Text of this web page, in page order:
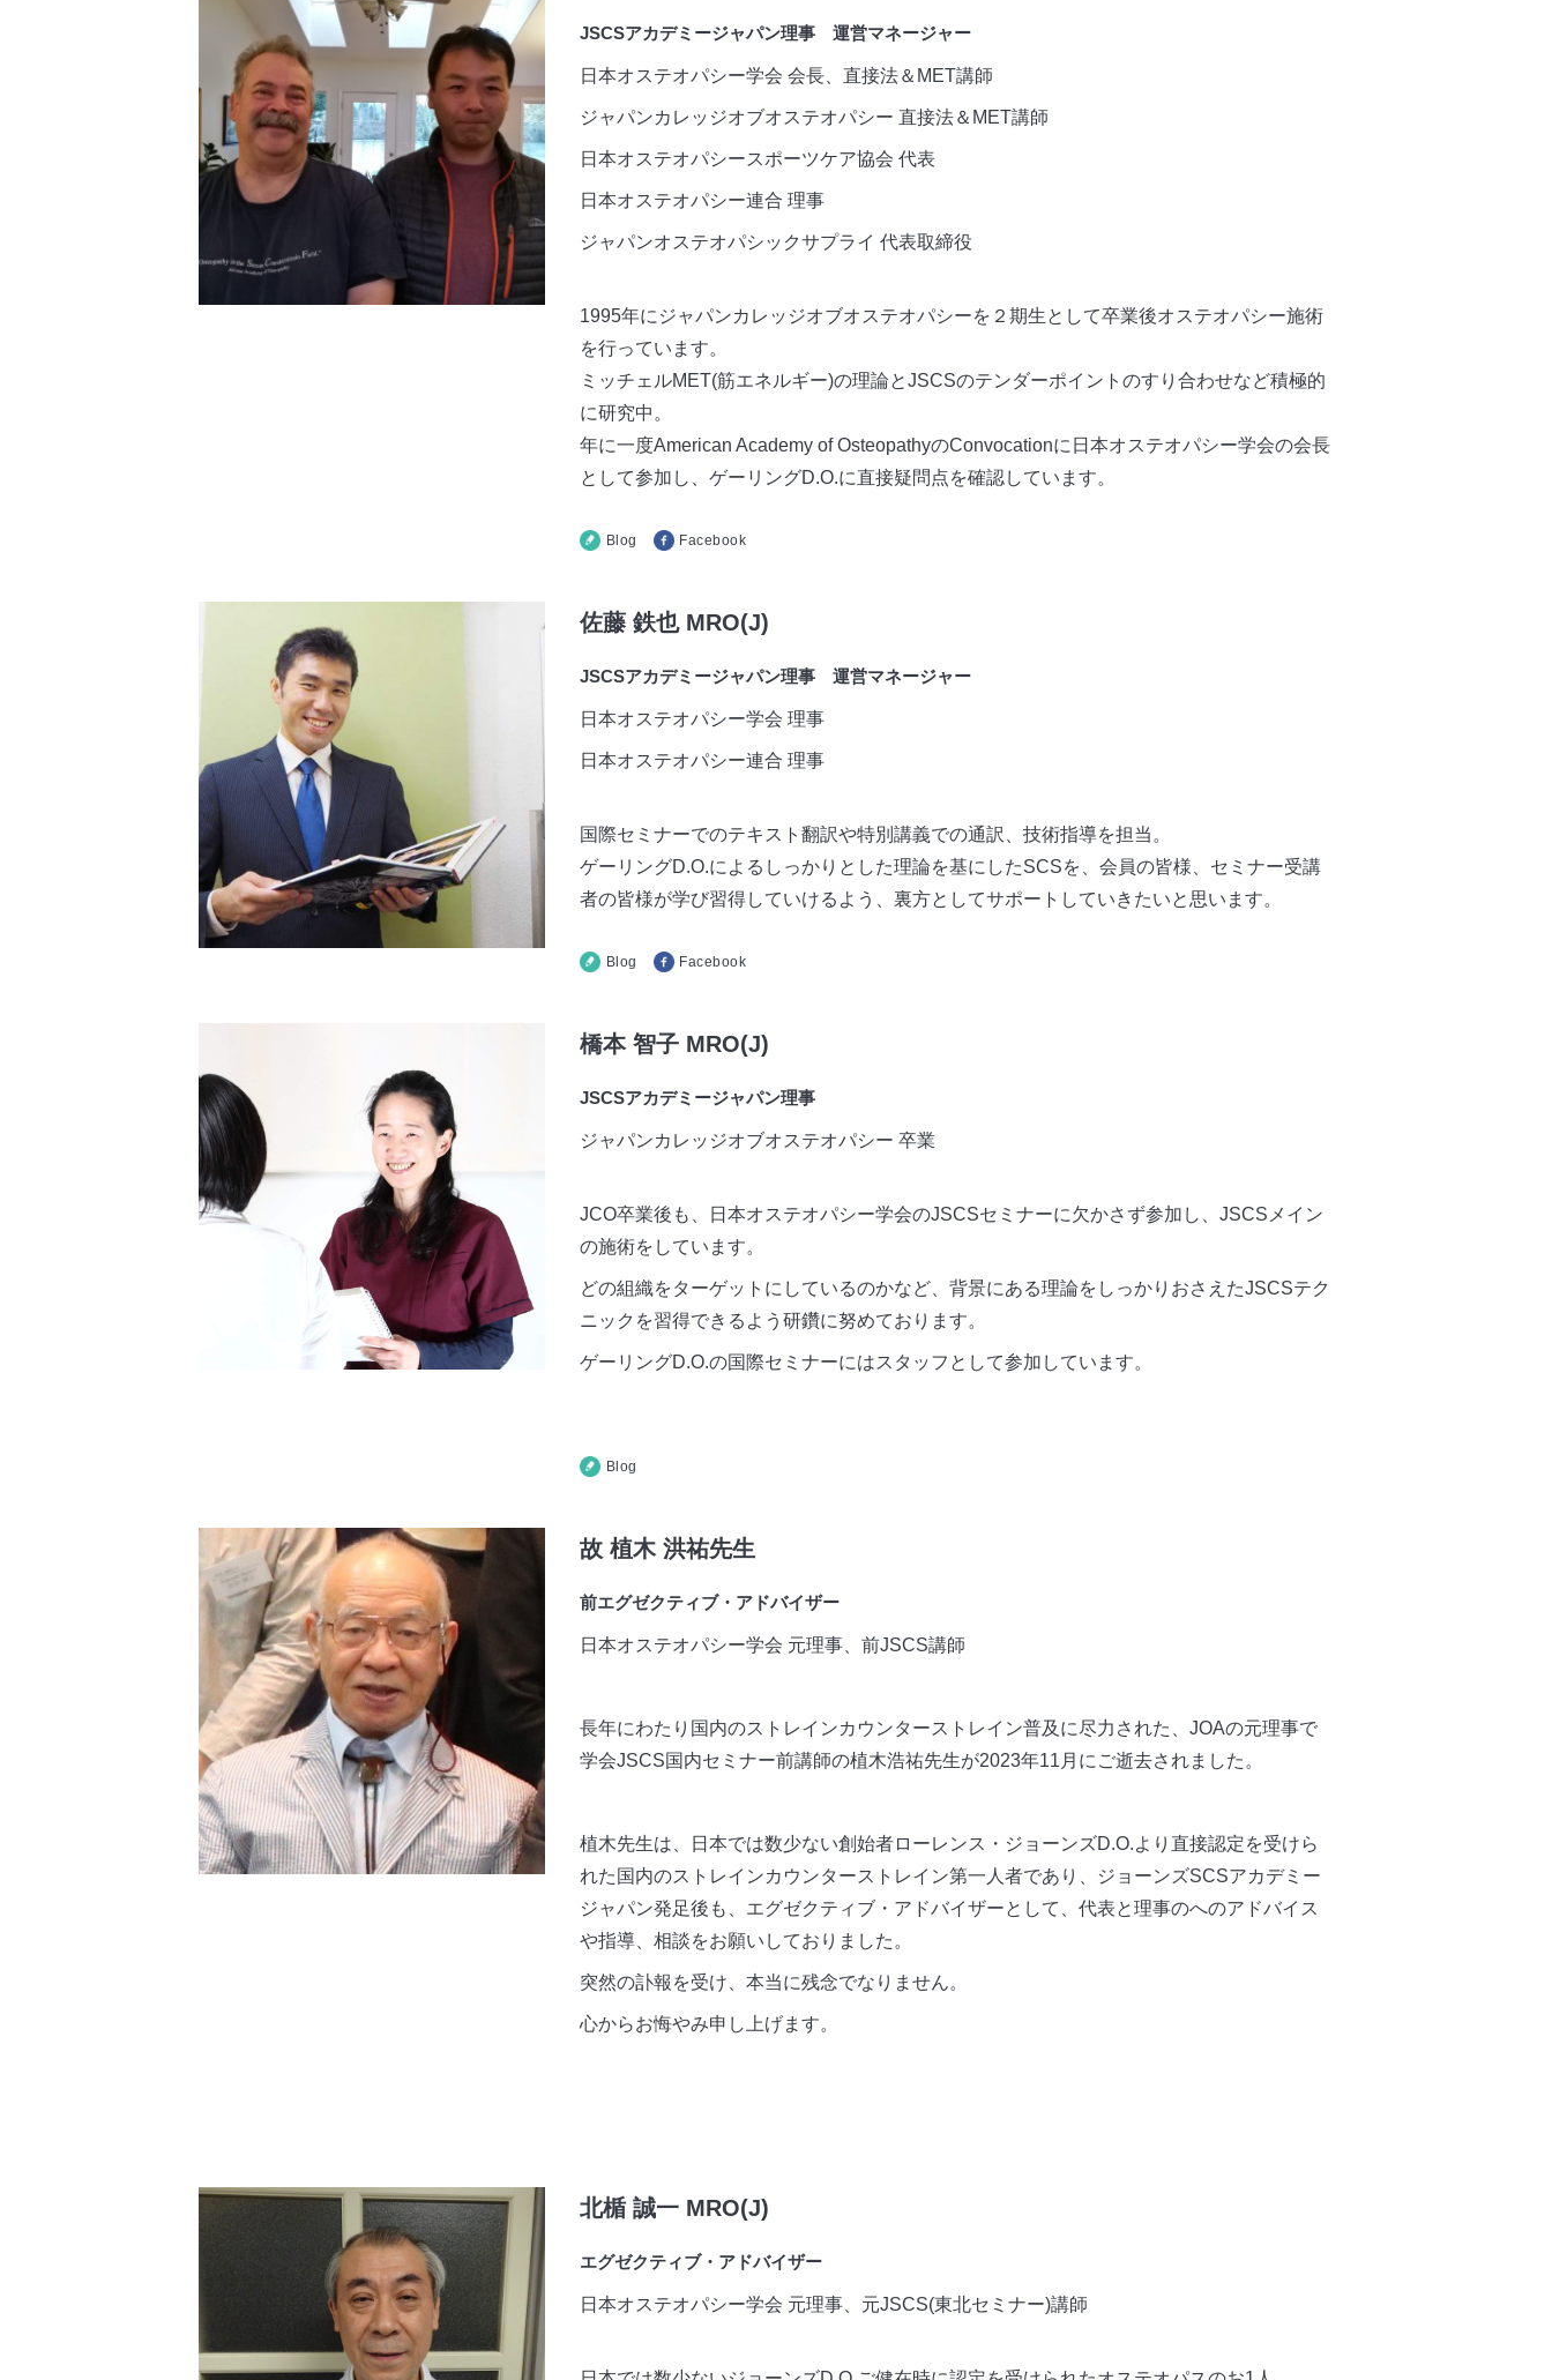
JSCSアカデミージャパン理事 運営マネージャー
日本オステオパシー学会 会長、直接法＆MET講師
ジャパンカレッジオブオステオパシー 直接法＆MET講師
日本オステオパシースポーツケア協会 代表
日本オステオパシー連合 理事
ジャパンオステオパシックサプライ 代表取締役
1995年にジャパンカレッジオブオステオパシーを２期生として卒業後オステオパシー施術
を行っています。
ミッチェルMET(筋エネルギー)の理論とJSCSのテンダーポイントのすり合わせなど積極的
に研究中。
年に一度American Academy of OsteopathyのConvocationに日本オステオパシー学会の会長
として参加し、ゲーリングD.O.に直接疑問点を確認しています。
Blog Facebook
佐藤 鉄也 MRO(J)
JSCSアカデミージャパン理事 運営マネージャー
日本オステオパシー学会 理事
日本オステオパシー連合 理事
国際セミナーでのテキスト翻訳や特別講義での通訳、技術指導を担当。
ゲーリングD.O.によるしっかりとした理論を基にしたSCSを、会員の皆様、セミナー受講
者の皆様が学び習得していけるよう、裏方としてサポートしていきたいと思います。
Blog Facebook
橋本 智子 MRO(J)
JSCSアカデミージャパン理事
ジャパンカレッジオブオステオパシー 卒業
JCO卒業後も、日本オステオパシー学会のJSCSセミナーに欠かさず参加し、JSCSメイン
の施術をしています。
どの組織をターゲットにしているのかなど、背景にある理論をしっかりおさえたJSCSテク
ニックを習得できるよう研鑽に努めております。
ゲーリングD.O.の国際セミナーにはスタッフとして参加しています。
Blog
故 植木 洪祐先生
前エグゼクティブ・アドバイザー
日本オステオパシー学会 元理事、前JSCS講師
長年にわたり国内のストレインカウンターストレイン普及に尽力された、JOAの元理事で
学会JSCS国内セミナー前講師の植木浩祐先生が2023年11月にご逝去されました。
植木先生は、日本では数少ない創始者ローレンス・ジョーンズD.O.より直接認定を受けら
れた国内のストレインカウンターストレイン第一人者であり、ジョーンズSCSアカデミー
ジャパン発足後も、エグゼクティブ・アドバイザーとして、代表と理事のへのアドバイス
や指導、相談をお願いしておりました。
突然の訃報を受け、本当に残念でなりません。
心からお悔やみ申し上げます。
北楯 誠一 MRO(J)
エグゼクティブ・アドバイザー
日本オステオパシー学会 元理事、元JSCS(東北セミナー)講師